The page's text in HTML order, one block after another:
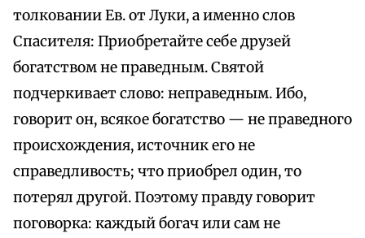
толковании Ев. от Луки, а именно слов
Спасителя: Приобретайте себе друзей
богатством не праведным. Святой
подчеркивает слово: неправедным. Ибо,
говорит он, всякое богатство — не праведного
происхождения, источник его не
справедливость; что приобрел один, то
потерял другой. Поэтому правду говорит
поговорка: каждый богач или сам не